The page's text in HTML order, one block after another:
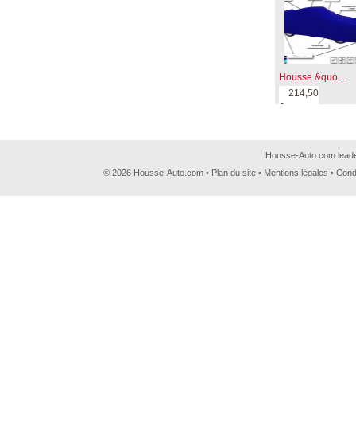
Housse &quo...
214,50
€
Housse-Auto.com
© 2026 Housse-Auto.com • Plan du site • Mentions légales •